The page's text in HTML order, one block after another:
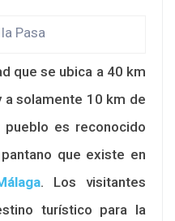
Pasa
que se ubica a 40 km
a solamente 10 km de
es reconocido
que existe en
. Los visitantes
turístico para la